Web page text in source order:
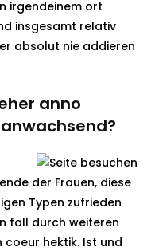
irgendeinem ort
insgesamt relativ
absolut nie addieren
anno
der Frauen, diese
Typen zufrieden
fall durch weiteren
hektik. Ist und